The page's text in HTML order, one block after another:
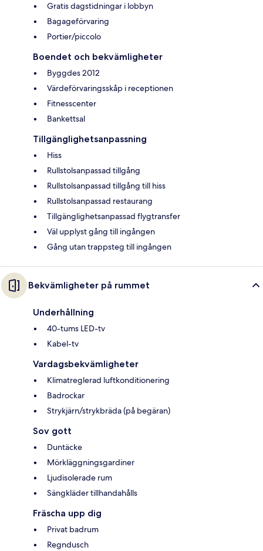
Gratis dagstidningar i lobbyn
Bagageförvaring
Portier/piccolo
Boendet och bekvämligheter
Byggdes 2012
Värdeförvaringsskåp i receptionen
Fitnesscenter
Bankettsal
Tillgänglighetsanpassning
Hiss
Rullstolsanpassad tillgång
Rullstolsanpassad tillgång till hiss
Rullstolsanpassad restaurang
Tillgänglighetsanpassad flygtransfer
Väl upplyst gång till ingången
Gång utan trappsteg till ingången
Bekvämligheter på rummet
Underhållning
40-tums LED-tv
Kabel-tv
Vardagsbekvämligheter
Klimatreglerad luftkonditionering
Badrockar
Strykjärn/strykbräda (på begäran)
Sov gott
Duntäcke
Mörkläggningsgardiner
Ljudisolerade rum
Sängkläder tillhandahålls
Fräscha upp dig
Privat badrum
Regndusch